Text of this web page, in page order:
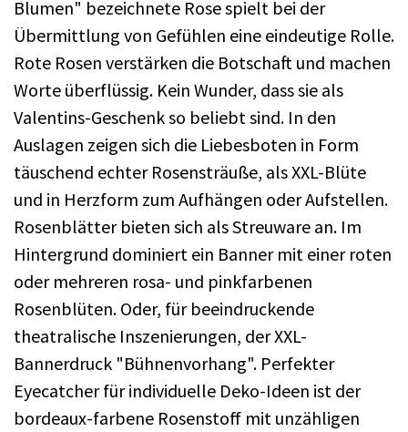
Blumen" bezeichnete Rose spielt bei der
Übermittlung von Gefühlen eine eindeutige Rolle.
Rote Rosen verstärken die Botschaft und machen
Worte überflüssig. Kein Wunder, dass sie als
Valentins-Geschenk so beliebt sind. In den
Auslagen zeigen sich die Liebesboten in Form
täuschend echter Rosensträuße, als XXL-Blüte
und in Herzform zum Aufhängen oder Aufstellen.
Rosenblätter bieten sich als Streuware an. Im
Hintergrund dominiert ein Banner mit einer roten
oder mehreren rosa- und pinkfarbenen
Rosenblüten. Oder, für beeindruckende
theatralische Inszenierungen, der XXL-
Bannerdruck "Bühnenvorhang". Perfekter
Eyecatcher für individuelle Deko-Ideen ist der
bordeaux-farbene Rosenstoff mit unzähligen